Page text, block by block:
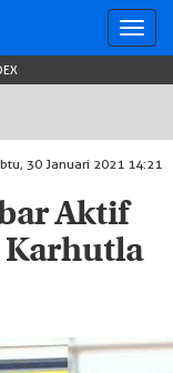
30 Januari 2021 14:21
Aktif
Karhutla